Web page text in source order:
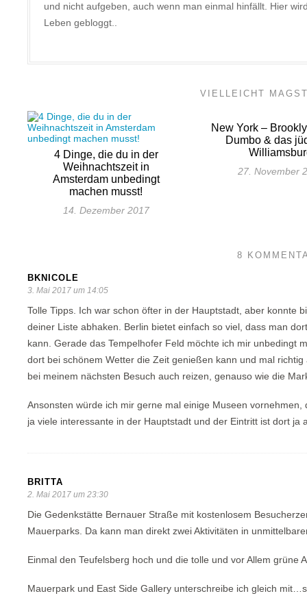
und nicht aufgeben, auch wenn man einmal hinfällt. Hier
Leben gebloggt..
VIELLEICHT
4 Dinge, die du in der
Weihnachtszeit in
Amsterdam unbedingt
machen musst!
14. Dezember 2017
New York –
Dumbo & das
27. November
8
BKNICOLE
3. Mai 2017 um 14:05
Tolle Tipps. Ich war schon öfter in der Hauptstadt, aber konnte
deiner Liste abhaken. Berlin bietet einfach so viel, dass man
kann. Gerade das Tempelhofer Feld möchte ich mir unbedingt
dort bei schönem Wetter die Zeit genießen kann und mal
bei meinem nächsten Besuch auch reizen, genauso wie die
Ansonsten würde ich mir gerne mal einige Museen
ja viele interessante in der Hauptstadt und der Eintritt ist dort ja
BRITTA
2. Mai 2017 um 23:30
Die Gedenkstätte Bernauer Straße mit kostenlosem
Mauerparks. Da kann man direkt zwei Aktivitäten in
Einmal den Teufelsberg hoch und die tolle und vor Allem grüne
Mauerpark und East Side Gallery unterschreibe ich gleich